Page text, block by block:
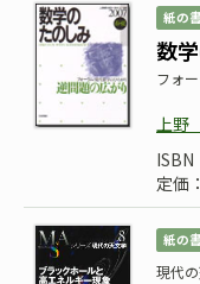
紙の
数
フォ
上野
定価
紙の
現代